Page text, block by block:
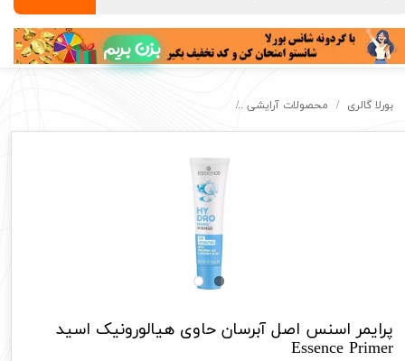
بزن بریم
بورلا گالری محصولات آرایشی
پرایمر اسنس اصل آبرسان حاوی هیالورونیک اسید
Essence Primer